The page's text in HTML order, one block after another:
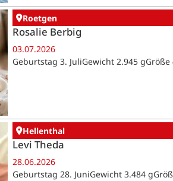
Roetgen
Rosalie Berbig
03.07.2026
Geburtstag 3. JuliGewicht 2.945
Hellenthal
Levi Theda
28.06.2026
Geburtstag 28. JuniGewicht 3.484